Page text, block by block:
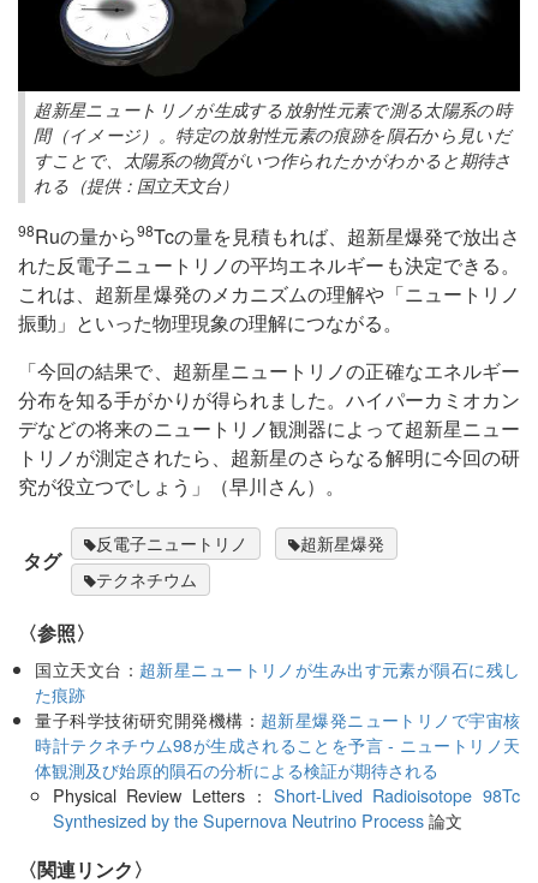
超新星ニュートリノが生成する放射性元素で測る太陽系の時
間（イメージ）。特定の放射性元素の痕跡を隕石から見いだ
すことで、太陽系の物質がいつ作られたかがわかると期待さ
れる（提供：国立天文台）
98Ruの量から98Tcの量を見積もれば、超新星爆発で放出さ
れた反電子ニュートリノの平均エネルギーも決定できる。
これは、超新星爆発のメカニズムの理解や「ニュートリノ
振動」といった物理現象の理解につながる。
「今回の結果で、超新星ニュートリノの正確なエネルギー
分布を知る手がかりが得られました。ハイパーカミオカン
デなどの将来のニュートリノ観測器によって超新星ニュー
トリノが測定されたら、超新星のさらなる解明に今回の研
究が役立つでしょう」（早川さん）。
タグ
反電子ニュートリノ
超新星爆発
テクネチウム
〈参照〉
国立天文台： 超新星ニュートリノが生み出す元素が隕石に残し
た痕跡
量子科学技術研究開発機構： 超新星爆発ニュートリノで宇宙核
時計テクネチウム98が生成されることを予言 - ニュートリノ天
体観測及び始原的隕石の分析による検証が期待される
Physical Review Letters： Short-Lived Radioisotope 98Tc
Synthesized by the Supernova Neutrino Process論文
〈関連リンク〉